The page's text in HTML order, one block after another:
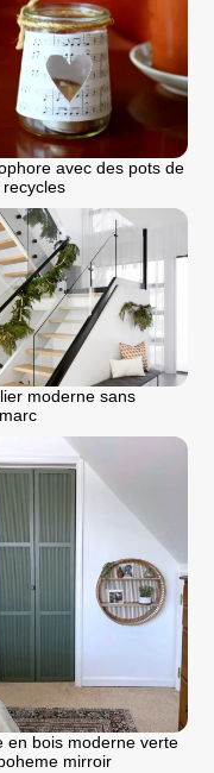
avec des pots de
moderne sans
en bois moderne verte
mirroir